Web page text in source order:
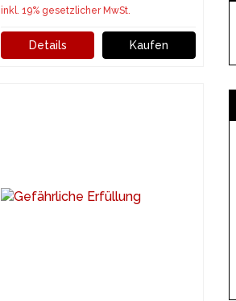
inkl. 19% gesetzlicher MwSt.
Details Kaufen